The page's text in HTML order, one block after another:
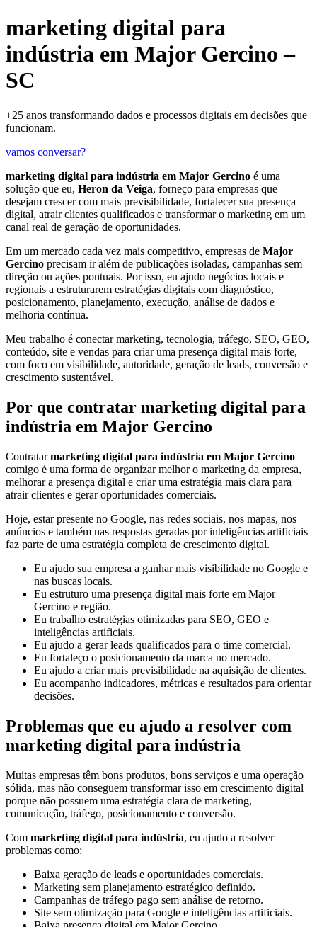
marketing digital para
indústria em Major Gercino –
SC
+25 anos transformando dados e processos digitais em decisões que
funcionam.
vamos conversar?
marketing digital para indústria em Major Gercino é uma
solução que eu, Heron da Veiga, forneço para empresas que
desejam crescer com mais previsibilidade, fortalecer sua presença
digital, atrair clientes qualificados e transformar o marketing em um
canal real de geração de oportunidades.
Em um mercado cada vez mais competitivo, empresas de Major
Gercino precisam ir além de publicações isoladas, campanhas sem
direção ou ações pontuais. Por isso, eu ajudo negócios locais e
regionais a estruturarem estratégias digitais com diagnóstico,
posicionamento, planejamento, execução, análise de dados e
melhoria contínua.
Meu trabalho é conectar marketing, tecnologia, tráfego, SEO, GEO,
conteúdo, site e vendas para criar uma presença digital mais forte,
com foco em visibilidade, autoridade, geração de leads, conversão e
crescimento sustentável.
Por que contratar marketing digital para
indústria em Major Gercino
Contratarmarketing digital para indústria em Major Gercino
comigo é uma forma de organizar melhor o marketing da empresa,
melhorar a presença digital e criar uma estratégia mais clara para
atrair clientes e gerar oportunidades comerciais.
Hoje, estar presente no Google, nas redes sociais, nos mapas, nos
anúncios e também nas respostas geradas por inteligências artificiais
faz parte de uma estratégia completa de crescimento digital.
Eu ajudo sua empresa a ganhar mais visibilidade no Google e
nas buscas locais.
Eu estruturo uma presença digital mais forte em Major
Gercino e região.
Eu trabalho estratégias otimizadas para SEO, GEO e
inteligências artificiais.
Eu ajudo a gerar leads qualificados para o time comercial.
Eu fortaleço o posicionamento da marca no mercado.
Eu ajudo a criar mais previsibilidade na aquisição de clientes.
Eu acompanho indicadores, métricas e resultados para orientar
decisões.
Problemas que eu ajudo a resolver com
marketing digital para indústria
Muitas empresas têm bons produtos, bons serviços e uma operação
sólida, mas não conseguem transformar isso em crescimento digital
porque não possuem uma estratégia clara de marketing,
comunicação, tráfego, posicionamento e conversão.
Com marketing digital para indústria, eu ajudo a resolver
problemas como:
Baixa geração de leads e oportunidades comerciais.
Marketing sem planejamento estratégico definido.
Campanhas de tráfego pago sem análise de retorno.
Site sem otimização para Google e inteligências artificiais.